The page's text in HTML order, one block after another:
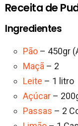
Receita de
Ingredientes
Pão – 450gr
Maçã – 2
Leite – 1 litro
Açúcar –
Passas – 2